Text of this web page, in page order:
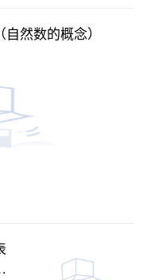
然数的概念）